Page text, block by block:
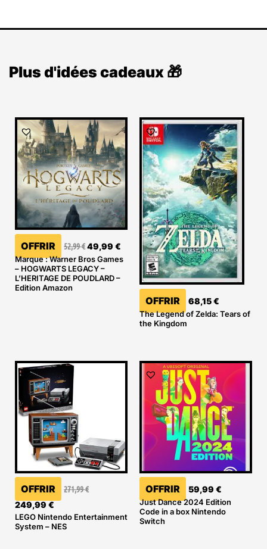
Plus d'idées cadeaux 🎁
OFFRIR 52,99€
Le
prix
initial
était :
52,99 €.
49,99 €
Le
prix
actuel
est :
49,99 €.
Marque : Warner Bros Games
– HOGWARTS LEGACY –
L’HERITAGE DE POUDLARD –
Edition Amazon
OFFRIR 68,15€
The Legend of Zelda: Tears of
the Kingdom
OFFRIR 271,99€
Le
prix
initial
était :
271,99 €.
249,99 €
Le
prix
actuel
est :
249,99 €.
LEGO Nintendo Entertainment
System – NES
OFFRIR 59,99 €
Just Dance 2024 Edition
Code in a box Nintendo
Switch